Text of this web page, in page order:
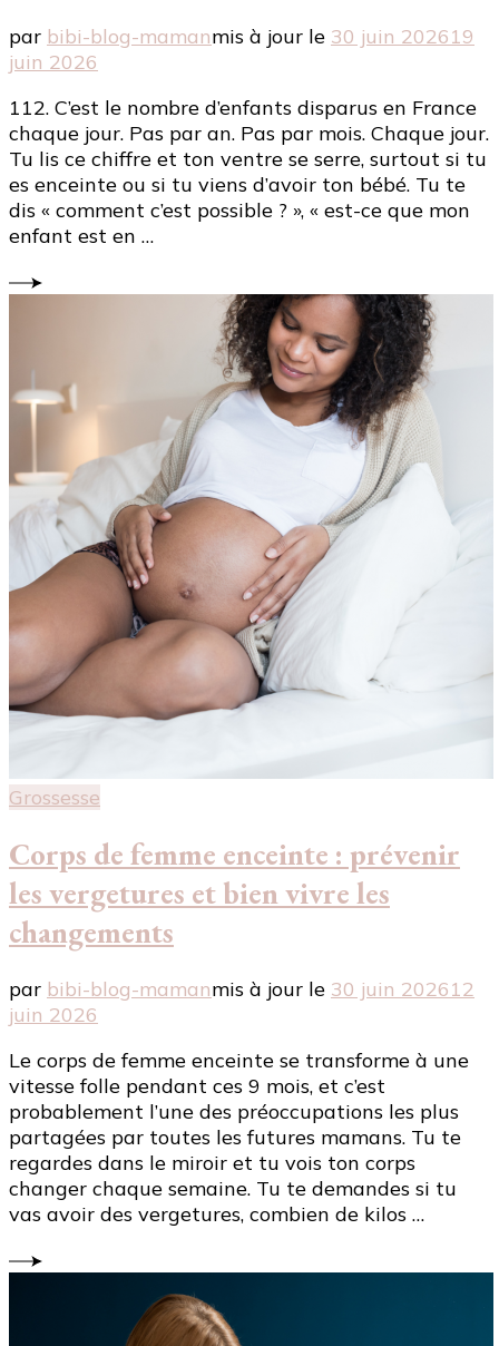
par bibi-blog-mamanmis à jour le 30 juin 202619
juin 2026
112. C’est le nombre d’enfants disparus en France
chaque jour. Pas par an. Pas par mois. Chaque jour.
Tu lis ce chiffre et ton ventre se serre, surtout si tu
es enceinte ou si tu viens d’avoir ton bébé. Tu te
dis « comment c’est possible ? », « est-ce que mon
enfant est en …
Grossesse
Corps de femme enceinte : prévenir
les vergetures et bien vivre les
changements
par bibi-blog-mamanmis à jour le 30 juin 202612
juin 2026
Le corps de femme enceinte se transforme à une
vitesse folle pendant ces 9 mois, et c’est
probablement l’une des préoccupations les plus
partagées par toutes les futures mamans. Tu te
regardes dans le miroir et tu vois ton corps
changer chaque semaine. Tu te demandes si tu
vas avoir des vergetures, combien de kilos …